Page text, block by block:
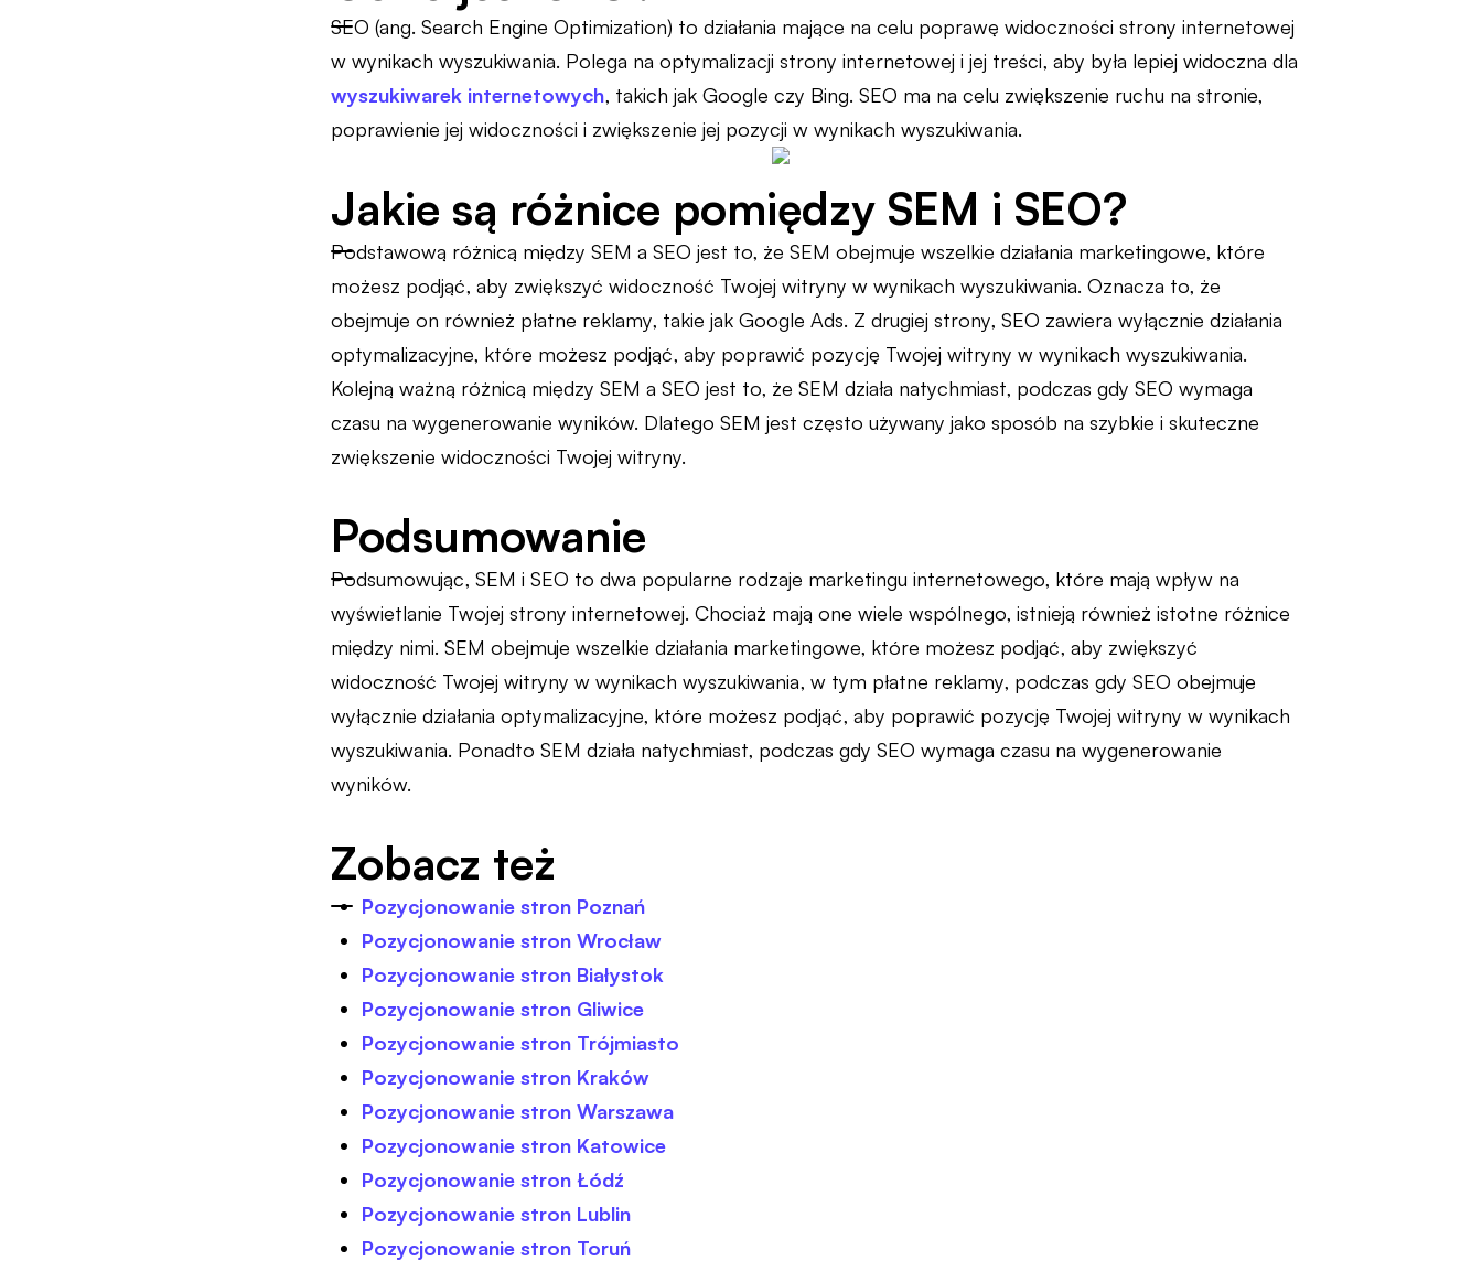
SEO (ang. Search Engine Optimization) to działania mające na celu poprawę widoczności strony internetowej
w wynikach wyszukiwania. Polega na optymalizacji strony internetowej i jej treści, aby była lepiej widoczna dla
wyszukiwarek internetowych, takich jak Google czy Bing. SEO ma na celu zwiększenie ruchu na stronie,
poprawienie jej widoczności i zwiększenie jej pozycji w wynikach wyszukiwania.
Jakie są różnice pomiędzy SEM i SEO?
Podstawową różnicą między SEM a SEO jest to, że SEM obejmuje wszelkie działania marketingowe, które
możesz podjąć, aby zwiększyć widoczność Twojej witryny w wynikach wyszukiwania. Oznacza to, że
obejmuje on również płatne reklamy, takie jak Google Ads. Z drugiej strony, SEO zawiera wyłącznie działania
optymalizacyjne, które możesz podjąć, aby poprawić pozycję Twojej witryny w wynikach wyszukiwania.
Kolejną ważną różnicą między SEM a SEO jest to, że SEM działa natychmiast, podczas gdy SEO wymaga
czasu na wygenerowanie wyników. Dlatego SEM jest często używany jako sposób na szybkie i skuteczne
zwiększenie widoczności Twojej witryny.
Podsumowanie
Podsumowując, SEM i SEO to dwa popularne rodzaje marketingu internetowego, które mają wpływ na
wyświetlanie Twojej strony internetowej. Chociaż mają one wiele wspólnego, istnieją również istotne różnice
między nimi. SEM obejmuje wszelkie działania marketingowe, które możesz podjąć, aby zwiększyć
widoczność Twojej witryny w wynikach wyszukiwania, w tym płatne reklamy, podczas gdy SEO obejmuje
wyłącznie działania optymalizacyjne, które możesz podjąć, aby poprawić pozycję Twojej witryny w wynikach
wyszukiwania. Ponadto SEM działa natychmiast, podczas gdy SEO wymaga czasu na wygenerowanie
wyników.
Zobacz też
Pozycjonowanie stron Poznań
Pozycjonowanie stron Wrocław
Pozycjonowanie stron Białystok
Pozycjonowanie stron Gliwice
Pozycjonowanie stron Trójmiasto
Pozycjonowanie stron Kraków
Pozycjonowanie stron Warszawa
Pozycjonowanie stron Katowice
Pozycjonowanie stron Łódź
Pozycjonowanie stron Lublin
Pozycjonowanie stron Toruń